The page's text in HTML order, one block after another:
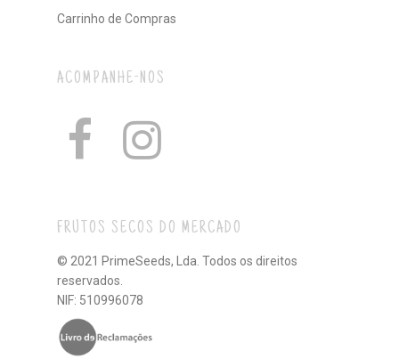
Carrinho de Compras
ACOMPANHE-NOS
FRUTOS SECOS DO MERCADO
© 2021 PrimeSeeds, Lda. Todos os direitos
reservados.
NIF: 510996078